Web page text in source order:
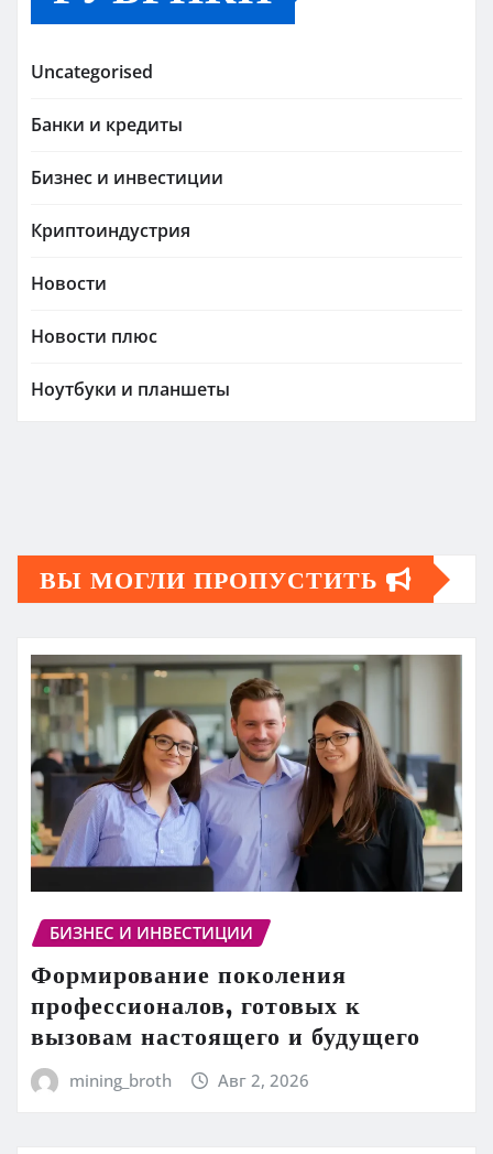
Uncategorised
Банки и кредиты
Бизнес и инвестиции
Криптоиндустрия
Новости
Новости плюс
Ноутбуки и планшеты
ВЫ МОГЛИ ПРОПУСТИТЬ
БИЗНЕС И ИНВЕСТИЦИИ
Формирование поколения
профессионалов, готовых к
вызовам настоящего и будущего
mining_broth Авг 2, 2026